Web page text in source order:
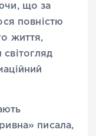
що за
повністю
життя,
писала,